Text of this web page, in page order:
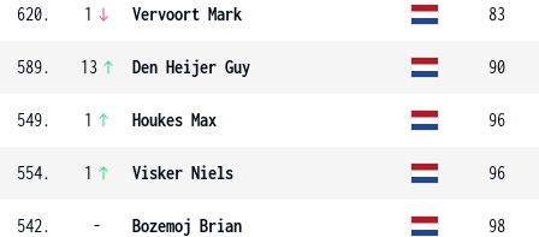
620. 1 Vervoort Mark 83
589. 13 Den Heijer Guy 90
549. 1 Houkes Max 96
554. 1 Visker Niels 96
542. - Bozemoj Brian 98